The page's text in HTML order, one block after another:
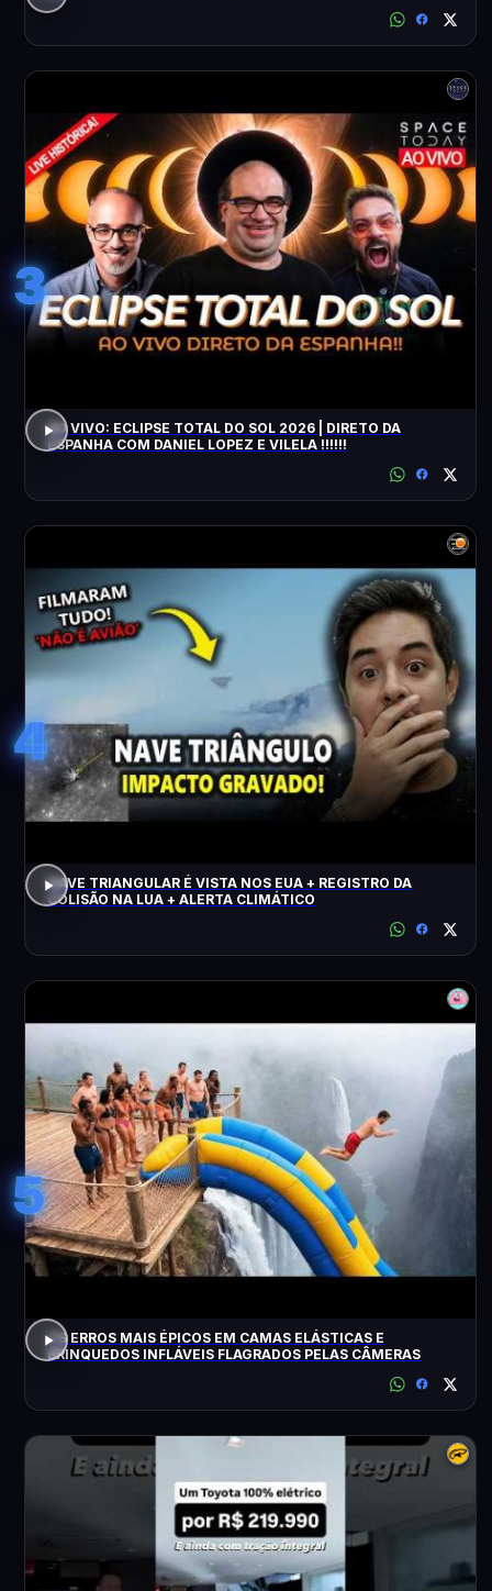
3
AO VIVO: ECLIPSE TOTAL DO SOL 2026 | DIRETO DA
ESPANHA COM DANIEL LOPEZ E VILELA !!!!!!
4
NAVE TRIANGULAR É VISTA NOS EUA + REGISTRO DA
COLISÃO NA LUA + ALERTA CLIMÁTICO
5
OS ERROS MAIS ÉPICOS EM CAMAS ELÁSTICAS E
BRINQUEDOS INFLÁVEIS FLAGRADOS PELAS CÂMERAS